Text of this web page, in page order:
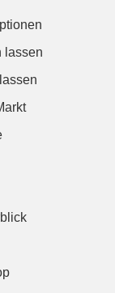
lassen